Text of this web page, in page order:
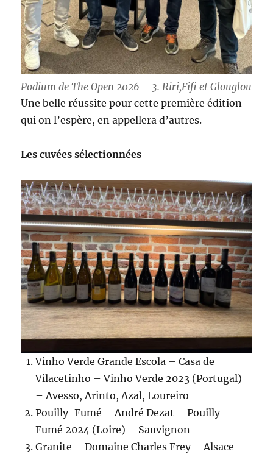
Podium de The Open 2026 – 3. Riri,Fifi et Glouglou
Une belle réussite pour cette première édition
qui on l’espère, en appellera d’autres.
Les cuvées sélectionnées
Vinho Verde Grande Escola – Casa de
Vilacetinho – Vinho Verde 2023 (Portugal)
– Avesso, Arinto, Azal, Loureiro
Pouilly-Fumé – André Dezat – Pouilly-
Fumé 2024 (Loire) – Sauvignon
Granite – Domaine Charles Frey – Alsace